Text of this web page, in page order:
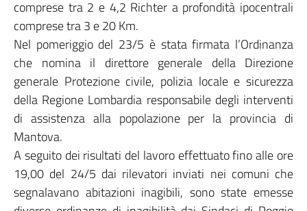
comprese tra 2 e 4,2 Richter a profondità ipocentrali
comprese tra 3 e 20 Km.
Nel pomeriggio del 23/5 è stata firmata l’Ordinanza
che nomina il direttore generale della Direzione
generale Protezione civile, polizia locale e sicurezza
della Regione Lombardia responsabile degli interventi
di assistenza alla popolazione per la provincia di
Mantova.
A seguito dei risultati del lavoro effettuato fino alle ore
19,00 del 24/5 dai rilevatori inviati nei comuni che
segnalavano abitazioni inagibili, sono state emesse